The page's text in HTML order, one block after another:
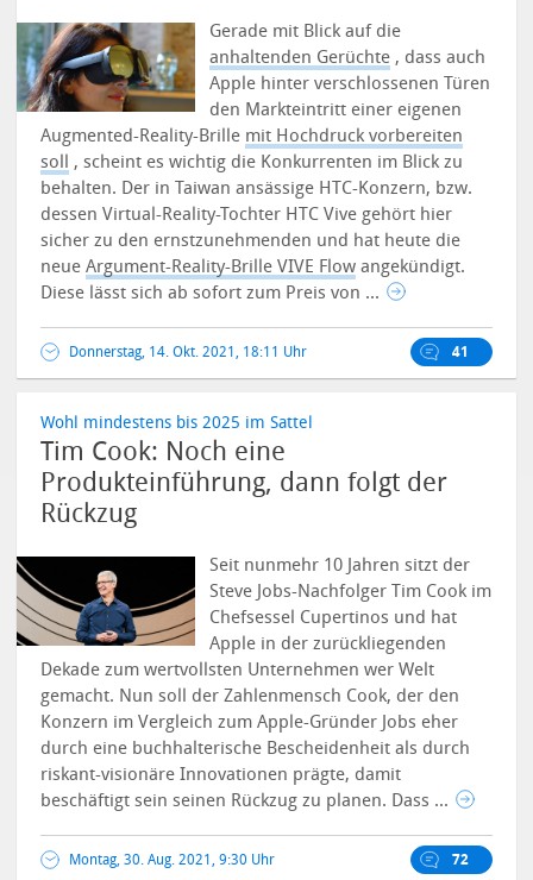
Gerade mit Blick auf die
anhaltenden Gerüchte , dass auch
Apple hinter verschlossenen Türen
den Markteintritt einer eigenen
Augmented-Reality-Brille mit Hochdruck vorbereiten
soll , scheint es wichtig die Konkurrenten im Blick zu
behalten. Der in Taiwan ansässige HTC-Konzern, bzw.
dessen Virtual-Reality-Tochter HTC Vive gehört hier
sicher zu den ernstzunehmenden und hat heute die
neueArgument-Reality-Brille VIVE Flow angekündigt.
Diese lässt sich ab sofort zum Preis von ...
Donnerstag, 14. Okt. 2021, 18:11 Uhr 41
Wohl mindestens bis 2025 im Sattel
Tim Cook: Noch eine
Produkteinführung, dann folgt der
Rückzug
Seit nunmehr 10 Jahren sitzt der
Steve Jobs-Nachfolger Tim Cook im
Chefsessel Cupertinos und hat
Apple in der zurückliegenden
Dekade zum wertvollsten Unternehmen wer Welt
gemacht. Nun soll der Zahlenmensch Cook, der den
Konzern im Vergleich zum Apple-Gründer Jobs eher
durch eine buchhalterische Bescheidenheit als durch
riskant-visionäre Innovationen prägte, damit
beschäftigt sein seinen Rückzug zu planen. Dass ...
Montag, 30. Aug. 2021, 9:30 Uhr 72